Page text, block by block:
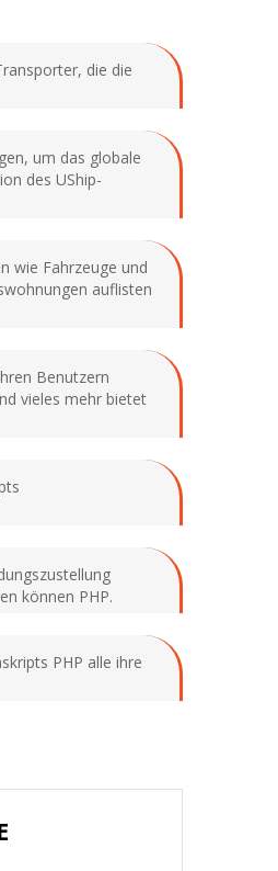
die die
um das globale
des UShip-
wie Fahrzeuge und
auflisten
Benutzern
vieles mehr bietet
können PHP.
PHP alle ihre